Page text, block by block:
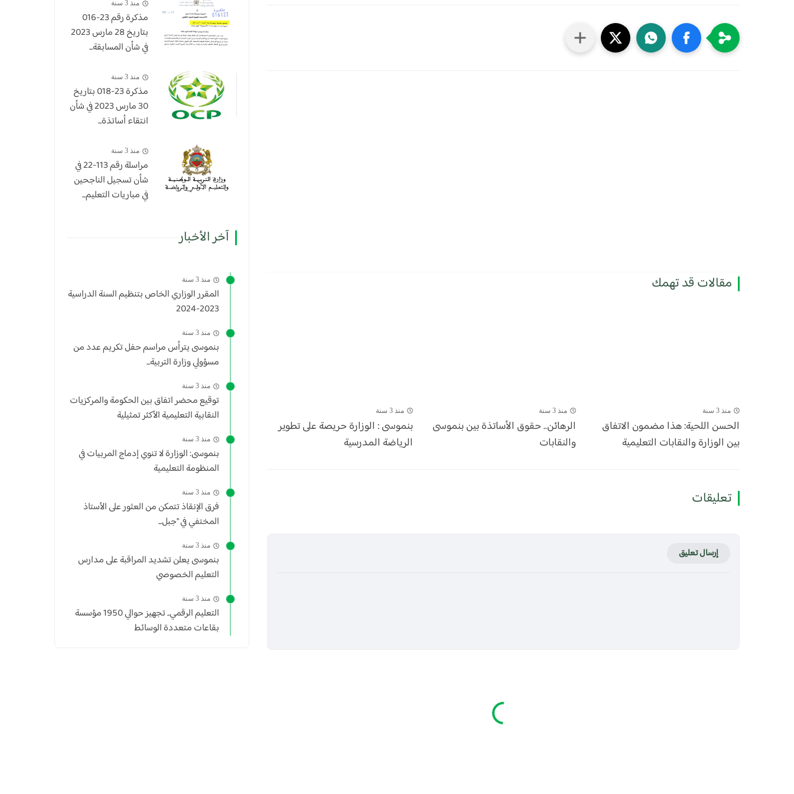
مقالات قد تهمك
منذ 3 سنة
الحسن اللحية: هذا مضمون الاتفاق
بين الوزارة والنقابات التعليمية
منذ 3 سنة
الرهائن.. حقوق الأساتذة بين بنموسى
والنقابات
منذ 3 سنة
بنموسى : الوزارة حريصة على تطوير
الرياضة المدرسية
تعليقات
إرسال تعليق
منذ 3 سنة
مذكرة رقم 23-016
بتاريخ 28 مارس 2023
في شأن المسابقة...
منذ 3 سنة
​مذكرة 23-018 بتاريخ
30 مارس 2023 في شأن
انتقاء أساتذة...
منذ 3 سنة
مراسلة رقم 113-22 في
شأن تسجيل الناجحين
في مباريات التعليم...
آخر الأخبار
منذ 3 سنة
المقرر الوزاري الخاص بتنظيم السنة الدراسية
2023-2024
منذ 3 سنة
بنموسى يترأس مراسم حفل تكريم عدد من
مسؤولي وزارة التربية...
منذ 3 سنة
توقيع محضر اتفاق بين الحكومة والمركزيات
النقابية التعليمية الأكثر تمثيلية
منذ 3 سنة
بنموسى: الوزارة لا تنوي إدماج المربيات في
المنظومة التعليمية
منذ 3 سنة
فرق الإنقاذ تتمكن من العثور على الأستاذ
المختفي في "جبل...
منذ 3 سنة
بنموسى يعلن تشديد المراقبة على مدارس
التعليم الخصوصي
منذ 3 سنة
التعليم الرقمي.. تجهيز حوالي 1950 مؤسسة
بقاعات متعددة الوسائط